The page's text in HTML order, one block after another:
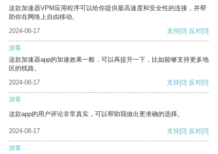
这款加速器VPM应用程序可以给你提供最高速度和安全性的连接，并帮
助你在网络上自由移动。
2024-08-17
支持[0] 反对[0]
游客
这款加速器app的加速效果一般，可以再提升一下，比如能够支持更多地
区的线路。
2024-08-17
支持[0] 反对[0]
游客
这款app的用户评论非常真实，可以帮助我做出更准确的选择。
2024-08-17 支持[0] 反对[0]
游客